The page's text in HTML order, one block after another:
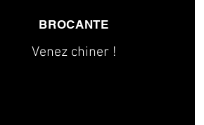
BROCANTE
Venez chiner !